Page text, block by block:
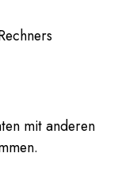
mit anderen